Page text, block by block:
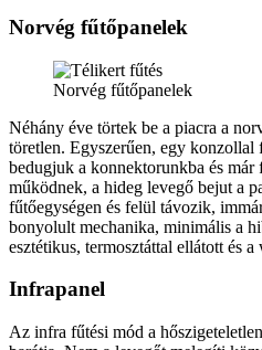
Norvég fűtőpanelek
Norvég fűtőpanelek
Néhány éve törtek be a piacra a
töretlen. Egyszerűen, egy konzollal
bedugjuk a konnektorunkba és
működnek, a hideg levegő bejut a
fűtőegységen és felül távozik,
bonyolult mechanika, minimális a
esztétikus, termosztáttal ellátott és
Infrapanel
Az infra fűtési mód a